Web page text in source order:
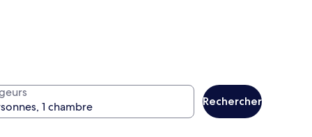
Rechercher